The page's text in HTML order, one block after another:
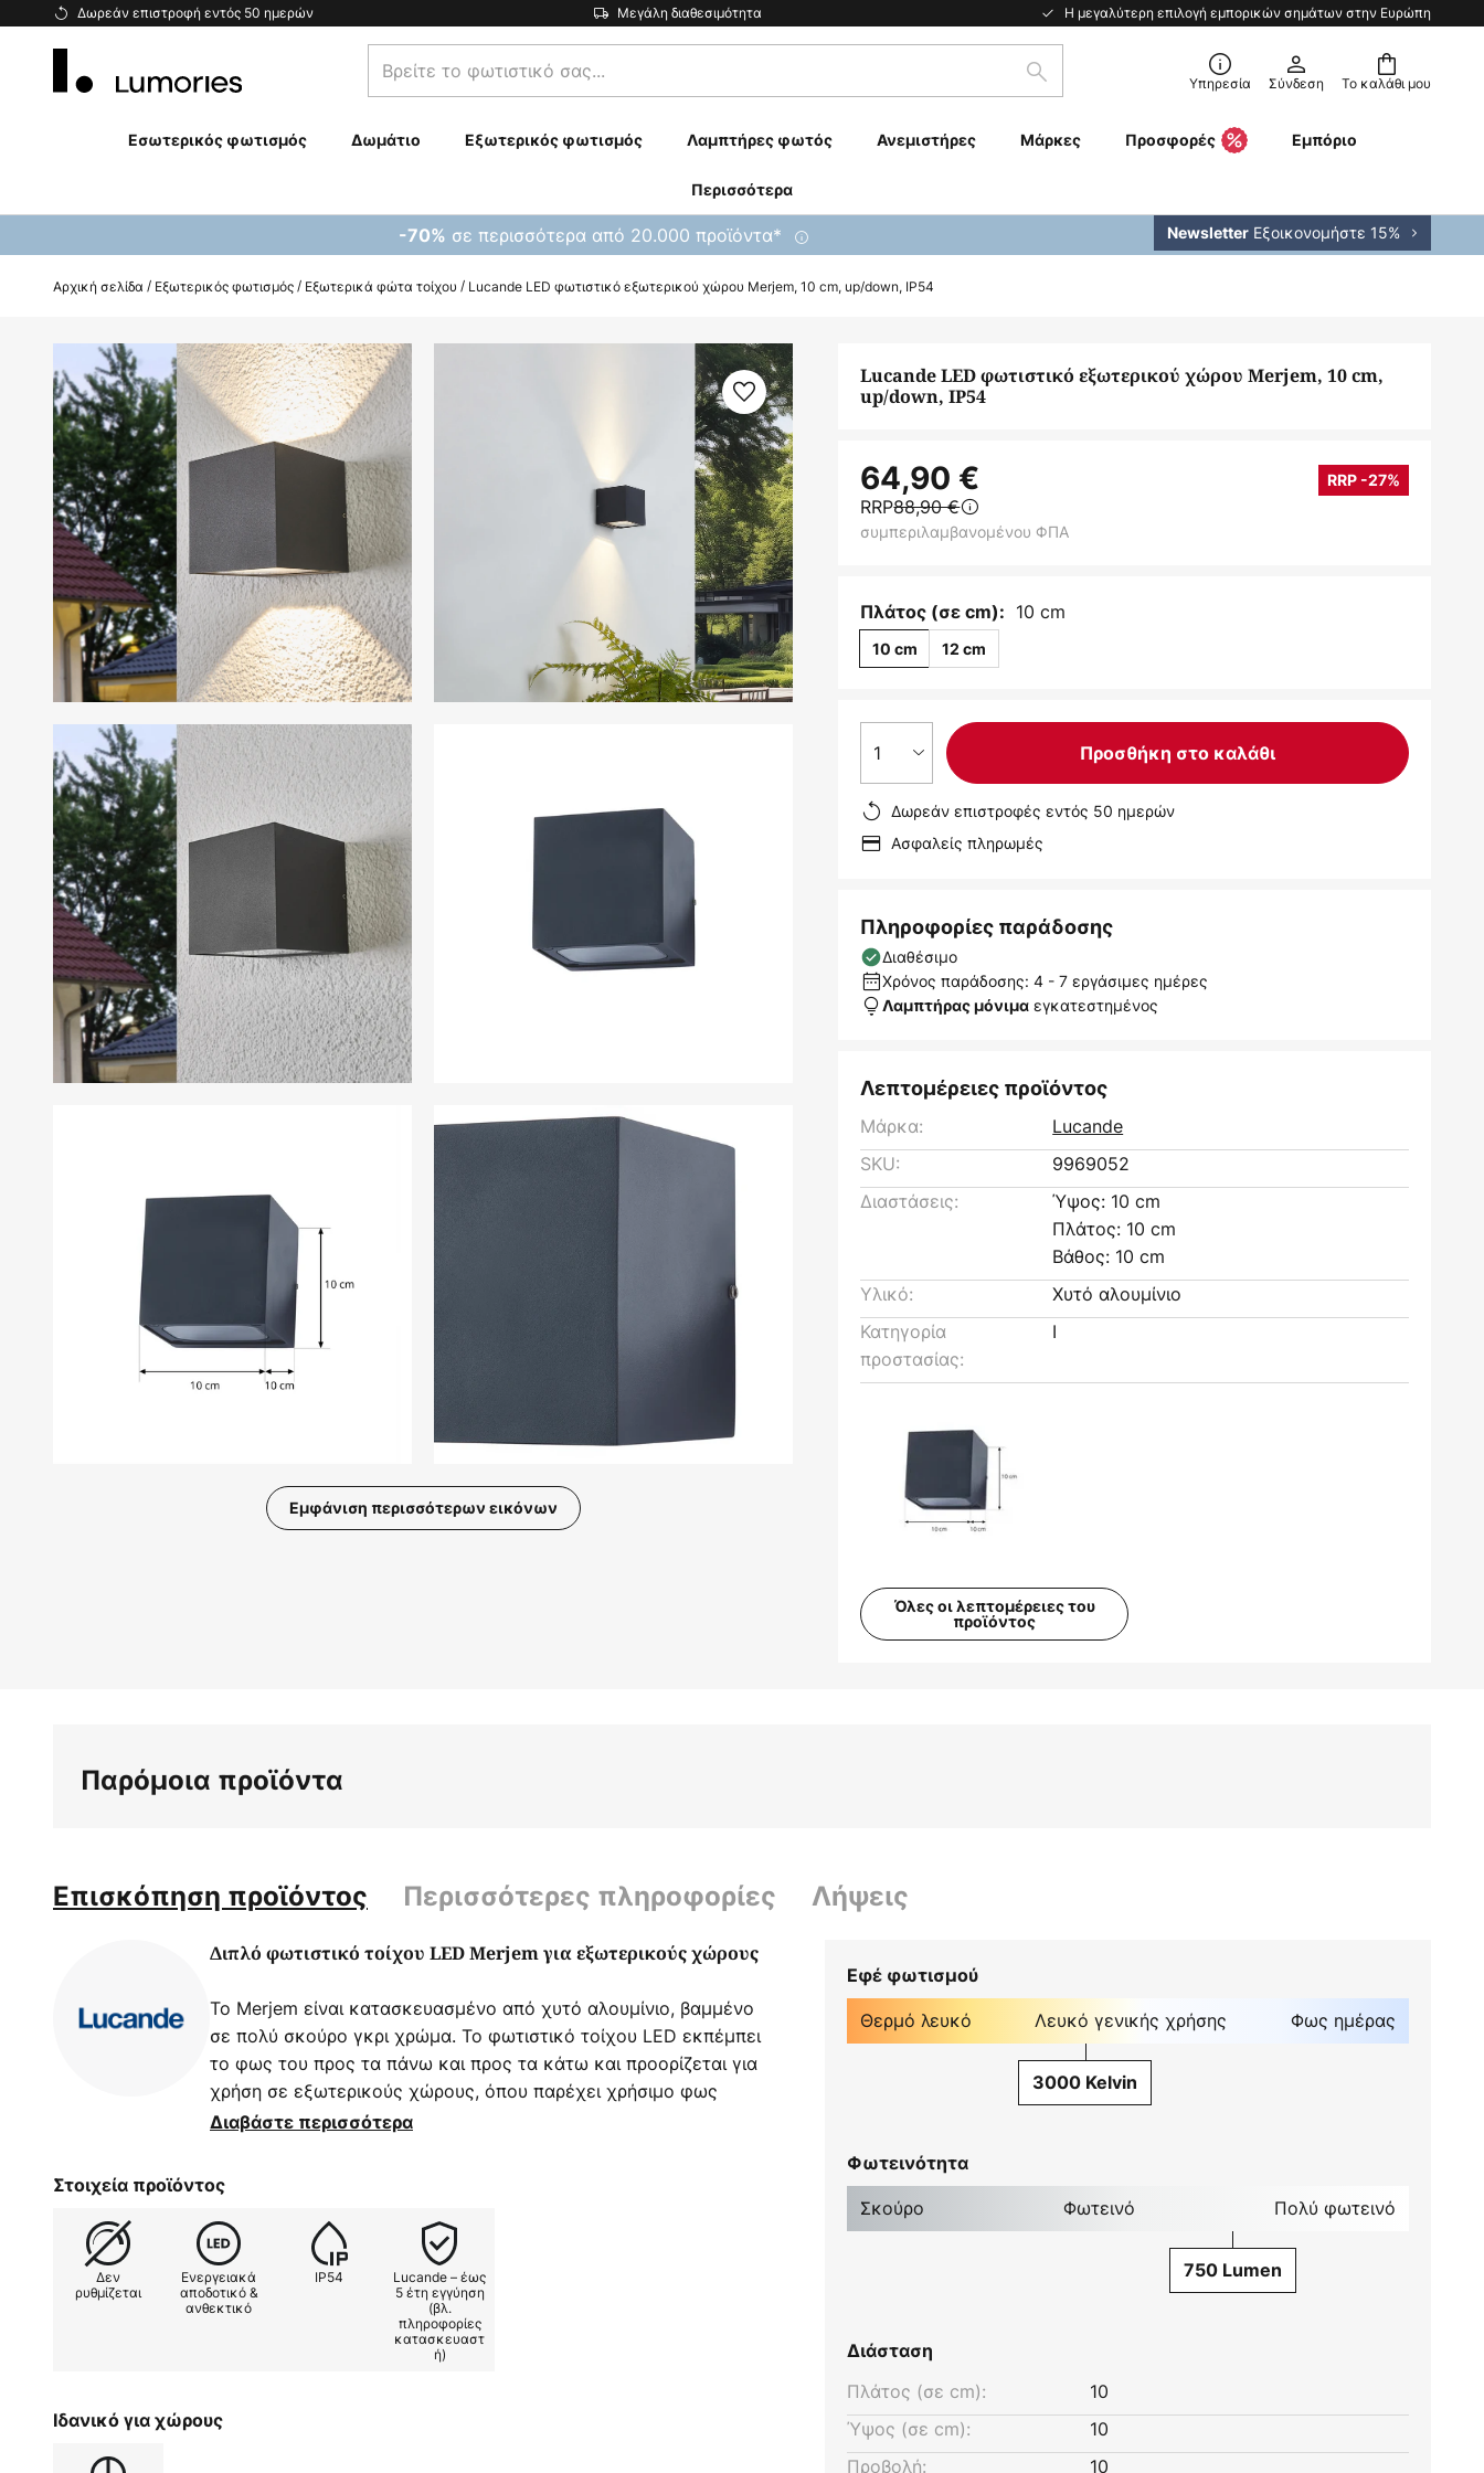
Δωρεάν επιστροφή εντός 50 ημερών Μεγάλη διαθεσιμότητα Η μεγαλύτερη επιλογή εμπορικών σημάτων στην Ευρώπη
Μετάβαση
Το καλάθι μου
Βρείτε
το
σας...
Αναζήτηση Υπηρεσία Σύνδεση
Εσωτερικός φωτισμός Δωμάτιο Εξωτερικός φωτισμός Λαμπτήρες φωτός Ανεμιστήρες Μάρκες Προσφορές Εμπόριο
Περισσότερα
-70% σε περισσότερα από 20.000 προϊόντα* Newsletter Εξοικονομήστε 15%
Αρχική σελίδα Εξωτερικός φωτισμός Εξωτερικά φώτα τοίχου Lucande LED φωτιστικό εξωτερικού χώρου Merjem, 10 cm, up/down, IP54
Μετάβαση
στο
τέλος
της
συλλογής
εικόνων
Εμφάνιση περισσότερων εικόνων
Lucande LED φωτιστικό εξωτερικού χώρου Merjem, 10 cm,
up/down, IP54
64,90 € RRP -27%
RRP88,90 €
συμπεριλαμβανομένου ΦΠΑ
Πλάτος (σε cm): 10 cm
10 cm 12 cm
1 Προσθήκη στο καλάθι
Δωρεάν επιστροφές εντός 50 ημερών
Ασφαλείς πληρωμές
Πληροφορίες παράδοσης
Διαθέσιμο
Χρόνος παράδοσης: 4 - 7 εργάσιμες ημέρες
Λαμπτήρας μόνιμα εγκατεστημένος
Λεπτομέρειες προϊόντος
Μάρκα:
Lucande
SKU:
9969052
Διαστάσεις:
Ύψος: 10 cm
Πλάτος: 10 cm
Βάθος: 10 cm
Υλικό:
Χυτό αλουμίνιο
Κατηγορία
προστασίας:
I
Όλες οι λεπτομέρειες του
προϊόντος
Παρόμοια προϊόντα
Επισκόπηση προϊόντος Περισσότερες πληροφορίες Λήψεις
Διπλό φωτιστικό τοίχου LED Merjem για εξωτερικούς χώρους
Το Merjem είναι κατασκευασμένο από χυτό αλουμίνιο, βαμμένο
σε πολύ σκούρο γκρι χρώμα. Το φωτιστικό τοίχου LED εκπέμπει
το φως του προς τα πάνω και προς τα κάτω και προορίζεται για
χρήση σε εξωτερικούς χώρους, όπου παρέχει χρήσιμο φως
προσανατολισμού. Μπορείτε επίσης να χρησιμοποιήσετε
Διαβάστε περισσότερα
Στοιχεία προϊόντος
Δεν
ρυθμίζεται
Ενεργειακά
αποδοτικό &
ανθεκτικό
IP54
Lucande – έως
5 έτη εγγύηση
(βλ.
πληροφορίες
κατασκευαστ
ή)
Ιδανικό για χώρους
Εφέ φωτισμού
Θερμό λευκό Λευκό γενικής χρήσης Φως ημέρας
3000 Kelvin
Φωτεινότητα
Σκούρο Φωτεινό Πολύ φωτεινό
750 Lumen
Διάσταση
Πλάτος (σε cm):
10
Ύψος (σε cm):
10
Προβολή:
10